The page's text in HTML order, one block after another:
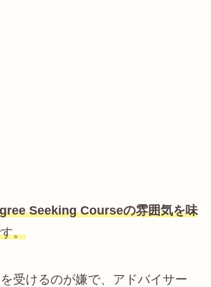
Seeking Courseの雰囲気を味
す。
受けるのが嫌で、アドバイサー